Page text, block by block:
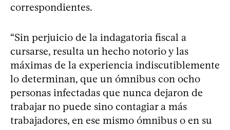
correspondientes.
“Sin perjuicio de la indagatoria fiscal a
cursarse, resulta un hecho notorio y las
máximas de la experiencia indiscutiblemente
lo determinan, que un ómnibus con ocho
personas infectadas que nunca dejaron de
trabajar no puede sino contagiar a más
trabajadores, en ese mismo ómnibus o en su